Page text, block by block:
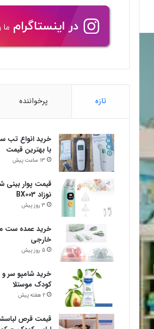
تازه پرخواننده
خرید انواع تب
با بهترین قیمت
13 ساعت پیش
قیمت پوار بینی
نوزاد BX003
3 روز پیش
خرید عمده ست
خارجی
5 روز پیش
کودک موستلا
2 هفته پیش
قیمت قرص